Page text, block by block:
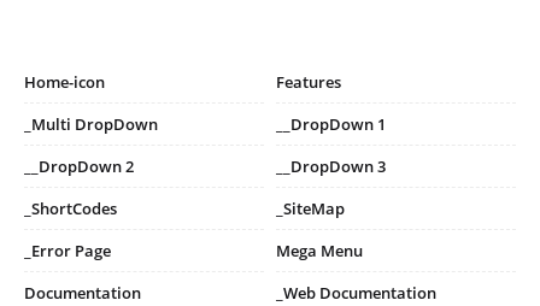
Home-icon
Features
_Multi DropDown
__DropDown 1
__DropDown 2
__DropDown 3
_ShortCodes
_SiteMap
_Error Page
Mega Menu
Documentation
_Web Documentation